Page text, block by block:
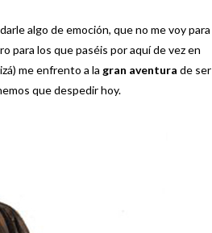
algo de emoción, que no me voy para
para los que paséis por aquí de vez en
me enfrento a la gran aventura de ser
que despedir hoy.